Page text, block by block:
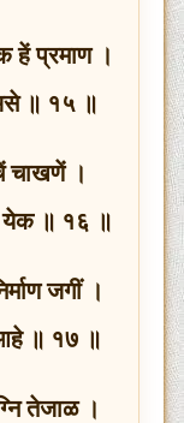
हें प्रमाण ।
॥ १५ ॥
चाखणें ।
येक ॥ १६ ॥
जगीं ।
आहे ॥ १७ ॥
तेजाळ ।